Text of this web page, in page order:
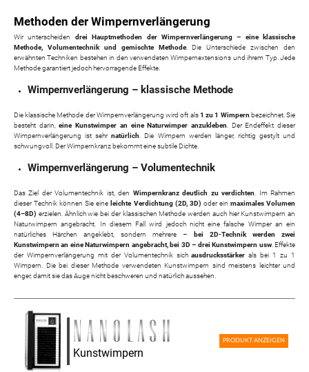
Methoden der Wimpernverlängerung
Wir unterscheiden drei Hauptmethoden der Wimpernverlängerung – eine klassische
Methode, Volumentechnik und gemischte Methode. Die Unterschiede zwischen den
erwähnten Techniken bestehen in den verwendeten Wimpernextensions und ihrem Typ. Jede
Methode garantiert jedoch hervorragende Effekte.
Wimpernverlängerung – klassische Methode
Die klassische Methode der Wimpernverlängerung wird oft als1 zu 1 Wimpern bezeichnet. Sie
besteht darin,eine Kunstwimper an eine Naturwimper anzukleben . Der Endeffekt dieser
Wimpernverlängerung ist sehrnatürlich
. Die Wimpern werden länger, richtig gestylt und
schwungvoll. Der Wimpernkranz bekommt eine subtile Dichte.
Wimpernverlängerung – Volumentechnik
Das Ziel der Volumentechnik ist, den Wimpernkranz deutlich zu verdichten
. Im Rahmen
dieser Technik können Sie eine leichte Verdichtung (2D, 3D) oder ein maximales Volumen
(4–8D) erzielen. Ähnlich wie bei der klassischen Methode werden auch hier Kunstwimpern an
Naturwimpern angebracht. In diesem Fall wird jedoch nicht eine falsche Wimper an ein
natürliches Härchen angeklebt, sondern mehrere –
bei 2D-Technik werden zwei
Kunstwimpern an eine Naturwimpern angebracht, bei 3D – drei Kunstwimpern usw. Effekte
der Wimpernverlängerung mit der Volumentechnik sichausdrucksstärker als bei 1 zu 1
Wimpern. Die bei dieser Methode verwendeten Kunstwimpern sind meistens leichter und
enger, damit sie das Auge nicht beschweren und natürlich aussehen.
Kunstwimpern
PRODUKT ANZEIGEN